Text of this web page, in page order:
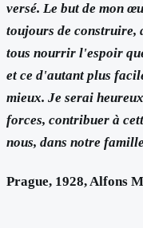
versé. Le but de mon
toujours de construire,
tous nourrir l'espoir
et ce d'autant plus
mieux. Je serai
forces, contribuer à
nous, dans notre
Prague, 1928, Alfons